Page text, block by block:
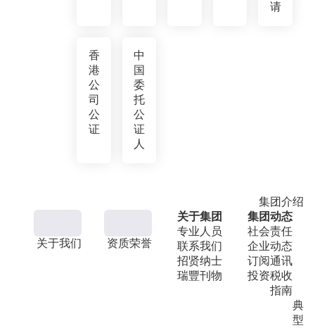
请
香
港
公
司
公
证
中
国
委
托
公
证
人
集团介绍
关于我们 资质荣誉
关于集团
专业人员
联系我们
招贤纳士
瑞豐刊物
集团动态
社会责任
企业动态
订阅通讯
投资税收
指南
典
型